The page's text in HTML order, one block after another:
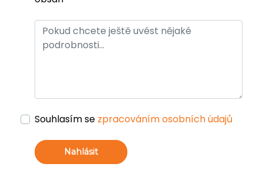
Souhlasím se zpracováním osobních údajů
Nahlásit